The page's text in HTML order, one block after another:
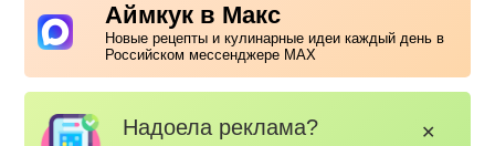
Аймкук в Макс
Новые рецепты и кулинарные идеи каждый день в
Российском мессенджере MAX
Надоела реклама? ✕